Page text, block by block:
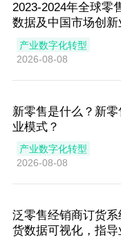
2023-2024年全球零
数据及中国市场创新
告
产业数字化转型
2026-08-08
新零售是什么？新
业模式？
产业数字化转型
2026-08-08
泛零售经销商订货
货数据可视化，指导